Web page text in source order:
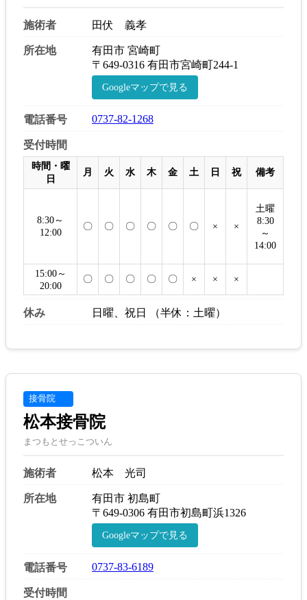
施術者 田伏 義孝
所在地
有田市 宮崎町
〒649-0316 有田市宮崎町244-1
Googleマップで見る
電話番号 0737-82-1268
受付時間
時間・曜
日
月 火 水 木 金 土 日 祝 備考
8:30～
12:00
〇 〇 〇 〇 〇 〇 × ×
土曜
8:30
～
14:00
15:00～
20:00
〇 〇 〇 〇 〇 × × ×
休み 日曜、祝日 （半休：土曜）
接骨院
松本接骨院
まつもとせっこついん
施術者 松本 光司
所在地
有田市 初島町
〒649-0306 有田市初島町浜1326
Googleマップで見る
電話番号 0737-83-6189
受付時間